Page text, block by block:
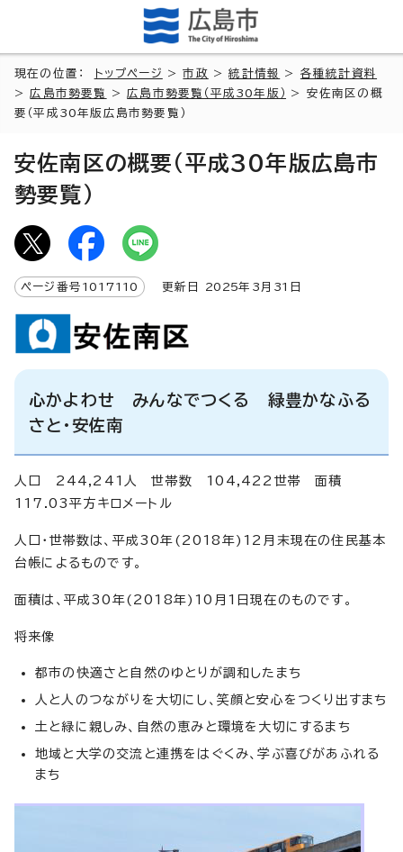
現在の位置： トップページ >市政 >統計情報 > 各種統計資料
>広島市勢要覧 >広島市勢要覧（平成30年版）
> 安佐南区の概
要（平成30年版広島市勢要覧）
安佐南区の概要（平成30年版広島市
勢要覧）
ページ番号 1017110 更新日 2025年3月 31 日
心かよわせ みんなでつくる 緑豊かなふる
さと・安佐南
人口 244,241人 世帯数 104,422世帯 面積
117.03平方キロメートル
人口・世帯数は、平成30年(2018年)12月末現在の住民基本
台帳によるものです。
面積は、平成30年(2018年)10月1日現在のものです。
将来像
都市の快適さと自然のゆとりが調和したまち
人と人のつながりを大切にし、笑顔と安心をつくり出すまち
土と緑に親しみ、自然の恵みと環境を大切にするまち
地域と大学の交流と連携をはぐくみ、学ぶ喜びがあふれる
まち